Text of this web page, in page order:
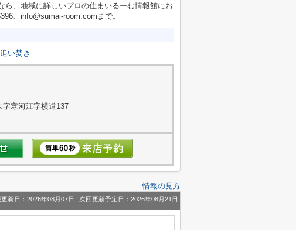
ら、地域に詳しいプロの住まいるーむ情報館にお
、info@sumai-room.comまで。
追い焚き
字寒河江字横道137
情報の見方
新日：2026年08月07日 次回更新予定日：2026年08月21日